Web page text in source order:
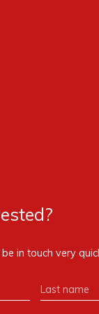
in touch very
Last name